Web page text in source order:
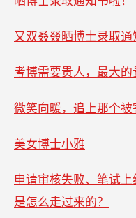
又双叒叕晒博士录取通
考博需要贵人，最大
微笑向暖，追上那个
美女博士小雅
申请审核失败、笔试
是怎么走过来的？